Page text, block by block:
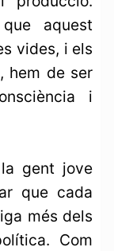
aquest
vides, i els
hem de ser
i
gent jove
que cada
més dels
Com